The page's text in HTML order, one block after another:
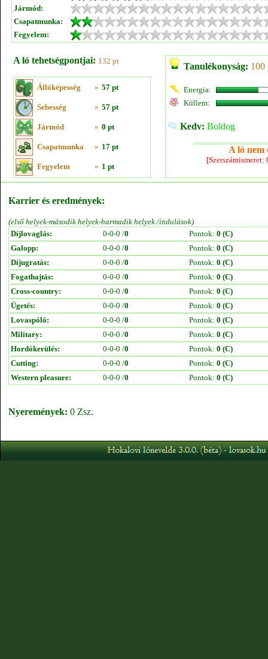
Jármód:
Csapatmunka:
Fegyelem:
A ló tehetségpontjai: 132 pt
Állóképesség » 57 pt
Sebesség » 57 pt
Jármód » 0 pt
Csapatmunka » 17 pt
Fegyelem » 1 pt
Tanulékonyság: 100
Energia:
Küllem:
Kedv: Boldog
A ló nem
Karrier és eredmények:
(első helyek-második helyek-harmadik helyek /indulások)
Díjlovaglás:
0-0-0 /0 Pontok: 0 (C)
Galopp:
0-0-0 /0 Pontok: 0 (C)
Díjugratás:
0-0-0 /0 Pontok: 0 (C)
Fogathajtás:
0-0-0 /0 Pontok: 0 (C)
Cross-country:
0-0-0 /0 Pontok: 0 (C)
Ügetés:
0-0-0 /0 Pontok: 0 (C)
Lovaspóló:
0-0-0 /0 Pontok: 0 (C)
Military:
0-0-0 /0 Pontok: 0 (C)
Hordókerülés:
0-0-0 /0 Pontok: 0 (C)
Cutting:
0-0-0 /0 Pontok: 0 (C)
Western pleasure:
0-0-0 /0 Pontok: 0 (C)
Nyeremények: 0 Zsz.